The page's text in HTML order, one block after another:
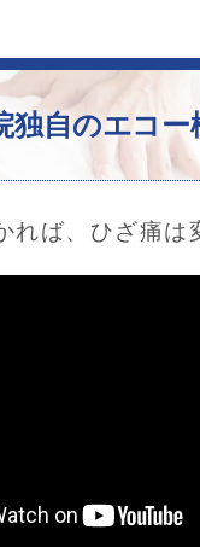
独自のエコー
れば、ひざ痛は